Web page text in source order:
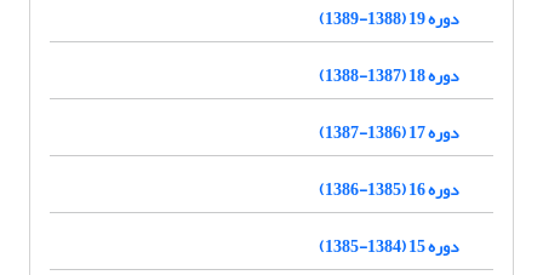
دوره 19 (1388-1389)
دوره 18 (1387-1388)
دوره 17 (1386-1387)
دوره 16 (1385-1386)
دوره 15 (1384-1385)